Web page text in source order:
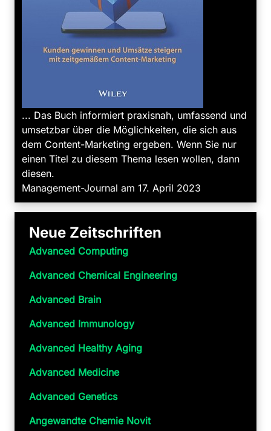
... Das Buch informiert praxisnah, umfassend und
umsetzbar über die Möglichkeiten, die sich aus
dem Content-Marketing ergeben. Wenn Sie nur
einen Titel zu diesem Thema lesen wollen, dann
diesen.
Management-Journal am 17. April 2023
Neue Zeitschriften
Advanced Computing
Advanced Chemical Engineering
Advanced Brain
Advanced Immunology
Advanced Healthy Aging
Advanced Medicine
Advanced Genetics
Angewandte Chemie Novit